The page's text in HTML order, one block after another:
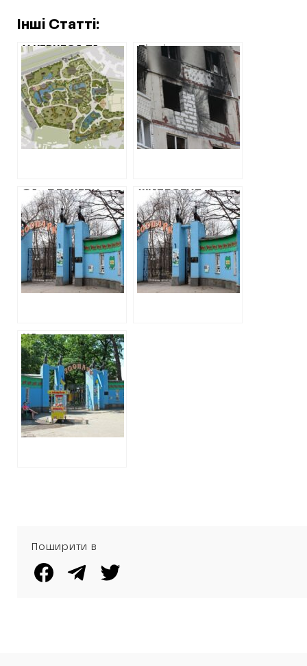
Інші Статті:
У КЕРНЕСА ТА
ТЕРЕХОВА НА
БУДІВНИЦТВО
КАФЕ І
ЗООМАГАЗИНУ У
ЗООПАРКУ
ВИТРАТЯТЬ 50
МІЛЬЙОНІВ
Півмільярда на
відновлення
Харкова: хто
ремонтує житлові
будинки після
російських
обстрілів
ЗА «ПЛАНЕТУ
МАВП» У
ЗООПАРКУ
ЗАПЛАТЯТЬ
МАЙЖЕ 90
МІЛЬЙОНІВ
ГРИВЕНЬ
ЖИТЛОБУД-1
ОТРИМАЄ ЩЕ
88,6 МІЛЬЙОНІВ
ГРИВЕНЬ НА
РЕКОНСТРУКЦІЮ
ЗООПАРКУ. НА
ЦЕЙ РАЗ НА
“ПЛАНЕТУ МАВП”.
НА
РЕКОНСТРУКЦІЮ
ЗООПАРКУ
РОЗТЕНДЕРИЛИ
ЩЕ 50 МІЛЬЙОНІВ
Поширити в